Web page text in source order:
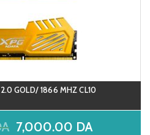
GOLD/ 1866 MHZ CL10
7,000.00 DA